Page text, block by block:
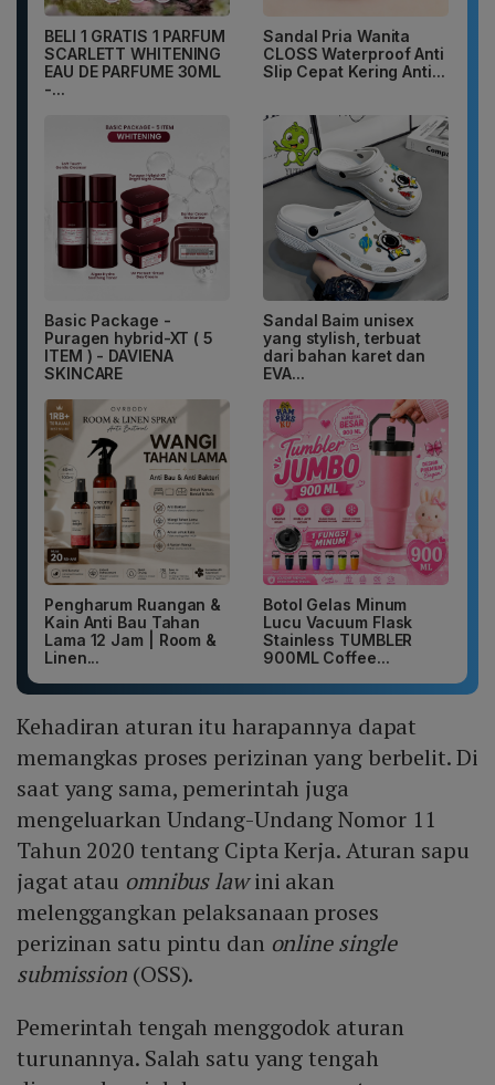
BELI 1 GRATIS 1 PARFUM
SCARLETT WHITENING
EAU DE PARFUME 30ML
-...
Sandal Pria Wanita
CLOSS Waterproof Anti
Slip Cepat Kering Anti...
Basic Package -
Puragen hybrid-XT ( 5
ITEM ) - DAVIENA
SKINCARE
Sandal Baim unisex
yang stylish, terbuat
dari bahan karet dan
EVA...
Pengharum Ruangan &
Kain Anti Bau Tahan
Lama 12 Jam | Room &
Linen...
Botol Gelas Minum
Lucu Vacuum Flask
Stainless TUMBLER
900ML Coffee...
Kehadiran aturan itu harapannya dapat
memangkas proses perizinan yang berbelit. Di
saat yang sama, pemerintah juga
mengeluarkan Undang-Undang Nomor 11
Tahun 2020 tentang Cipta Kerja. Aturan sapu
jagat atau omnibus lawini akan
melenggangkan pelaksanaan proses
perizinan satu pintu dan online single
submission (OSS).
Pemerintah tengah menggodok aturan
turunannya. Salah satu yang tengah